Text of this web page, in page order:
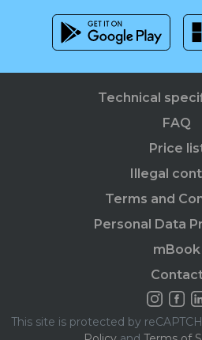
Technical
FAQ
Price
Illegal
Terms and
Personal Data
mBook
This site is protected by